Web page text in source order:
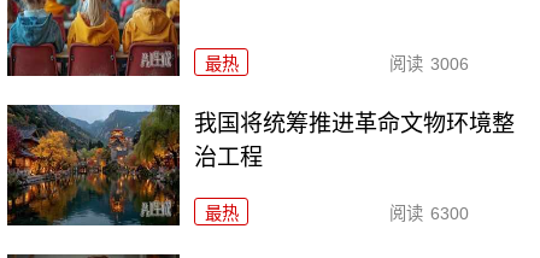
最热 阅读 3006
我国将统筹推进革命文物环境整
治工程
最热 阅读 6300